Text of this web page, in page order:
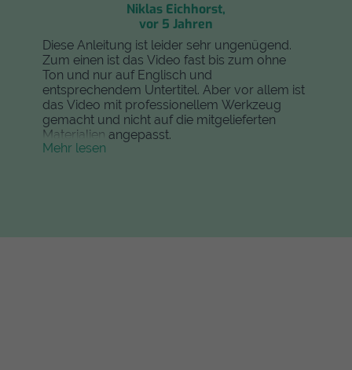
Niklas Eichhorst,
vor 5 Jahren
Diese Anleitung ist leider sehr ungenügend.
Zum einen ist das Video fast bis zum ohne
Ton und nur auf Englisch und
entsprechendem Untertitel. Aber vor allem ist
das Video mit professionellem Werkzeug
gemacht und nicht auf die mitgelieferten
Materialien angepasst.
Mehr lesen